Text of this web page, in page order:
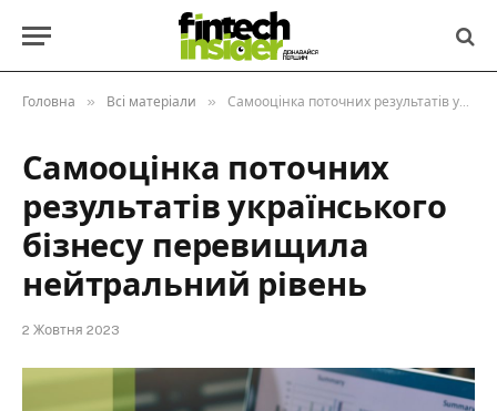
Головна » Всі матеріали » Самооцінка поточних результатів українського бізнесу перевищила нейтральний рівень
Самооцінка поточних
результатів українського
бізнесу перевищила
нейтральний рівень
2 Жовтня 2023